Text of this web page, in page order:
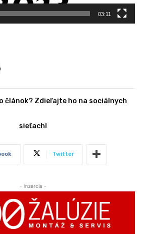
03:11
článok? Zdieľajte ho na sociálnych
sieťach!
Twitter
- Inzercia -